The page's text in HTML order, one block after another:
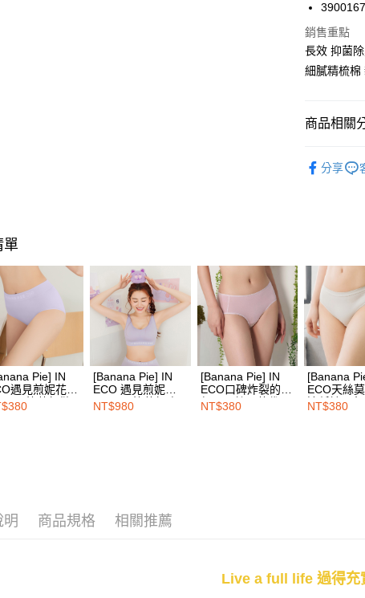
AFTEE先享
相關說明
【關於「
AFTEE先享
２．便利：
【「AFTEE
絡購買商品
先享後付繳
※ 交易是否
是否繳費
付客戶支援
【注意事項】
１．透過由
交易，需依
求債權轉讓
２．關於個
ATM付款
運送方式
每筆
每筆
付款後7-11
每筆
宅配
每筆
EASY
銷售重點
長效 抑菌
細膩精梳棉
商品相關
分享
單
Pie] IN
遇見煎妮花
抗菌無縫
-煎妮紫
[Banana Pie] IN
ECO 遇見煎妮花
Protimo抗菌無痕
內衣-煎妮紫
NT$980
[Banana Pie] IN
ECO口碑炸裂的超
舒服天絲™莫代爾
抗敏低腰三角內褲-
NT$380
[Banana
ECO天絲
適低敏三角
穹灰
NT$380
明 商品規格 相關推薦
Live a full life 過得充